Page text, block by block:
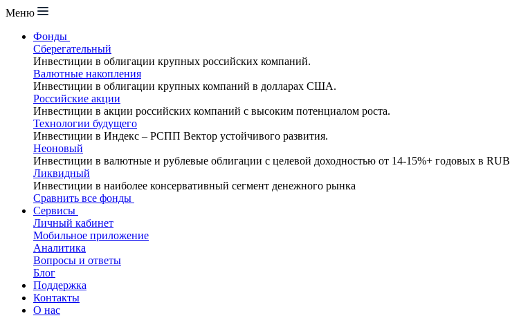
Меню
Фонды
Сберегательный
Инвестиции в облигации крупных российских компаний.
Валютные накопления
Инвестиции в облигации крупных компаний в долларах США.
Российские акции
Инвестиции в акции российских компаний с высоким потенциалом роста.
Технологии будущего
Инвестиции в Индекс – РСПП Вектор устойчивого развития.
Неоновый
Инвестиции в валютные и рублевые облигации с целевой доходностью от 14-15%+ годовых в RUB
Ликвидный
Инвестиции в наиболее консервативный сегмент денежного рынка
Сравнить все фонды
Сервисы
Личный кабинет
Мобильное приложение
Аналитика
Вопросы и ответы
Блог
Поддержка
Контакты
О нас